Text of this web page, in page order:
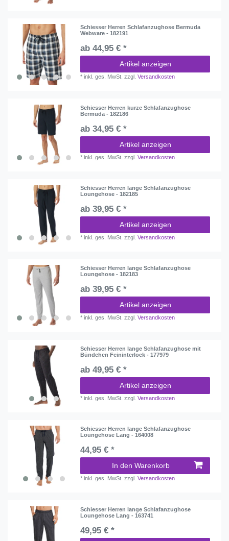
Schiesser Herren Schlafanzughose Bermuda
Webware - 182191
ab 44,95 € *
Artikel anzeigen
*inkl. ges. MwSt. zzgl.Versandkosten
Schiesser Herren kurze Schlafanzughose
Bermuda - 182186
ab 34,95 € *
Artikel anzeigen
*inkl. ges. MwSt. zzgl.Versandkosten
Schiesser Herren lange Schlafanzughose
Loungehose - 182185
ab 39,95 € *
Artikel anzeigen
*inkl. ges. MwSt. zzgl.Versandkosten
Schiesser Herren lange Schlafanzughose
Loungehose - 182183
ab 39,95 € *
Artikel anzeigen
*inkl. ges. MwSt. zzgl.Versandkosten
Schiesser Herren lange Schlafanzughose mit
Bündchen Feininterlock - 177979
ab 49,95 € *
Artikel anzeigen
*inkl. ges. MwSt. zzgl.Versandkosten
Schiesser Herren lange Schlafanzughose
Loungehose Lang - 164008
44,95 € *
In den Warenkorb
*inkl. ges. MwSt. zzgl.Versandkosten
Schiesser Herren lange Schlafanzughose
Loungehose Lang - 163741
49,95 € *